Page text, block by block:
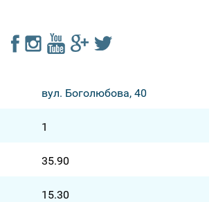
вул. Боголюбова, 40
1
35.90
15.30